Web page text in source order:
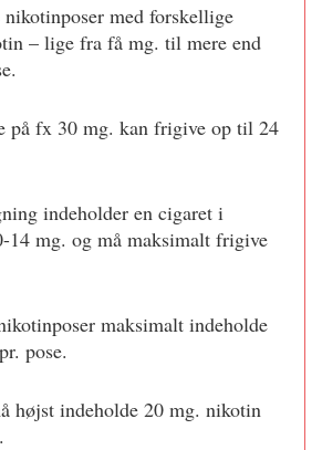
med forskellige
– lige fra få mg. til mere end
på fx 30 mg. kan frigive op til 24
indeholder en cigaret i
14 mg. og må maksimalt frigive
maksimalt indeholde
pose.
højst indeholde 20 mg. nikotin